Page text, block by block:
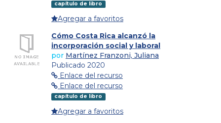
capítulo de libro
Agregar a favoritos
Cómo Costa Rica alcanzó la
incorporación social y laboral
por Martínez Franzoni, Juliana
Publicado 2020
Enlace del recurso
Enlace del recurso
capítulo de libro
Agregar a favoritos